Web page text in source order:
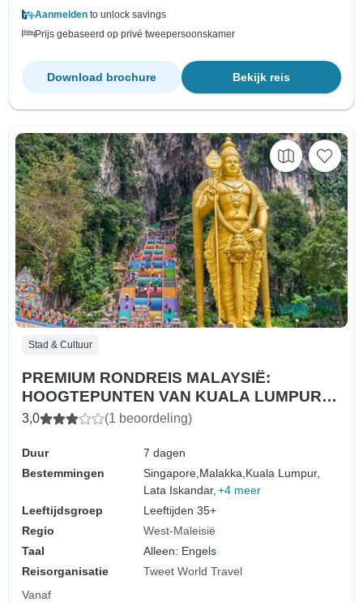
Aanmelden to unlock savings
Prijs gebaseerd op privé tweepersoonskamer
Bekijk reis
Download brochure
Stad & Cultuur
PREMIUM RONDREIS MALAYSIË:
HOOGTEPUNTEN VAN KUALA LUMPUR
EN PENANG
3,0 (1 beoordeling)
Duur
7 dagen
Bestemmingen
Singapore, Malakka, Kuala Lumpur,
Lata Iskandar, +4 meer
Leeftijdsgroep
Leeftijden 35+
Regio
West-Maleisië
Taal
Alleen: Engels
Reisorganisatie
Tweet World Travel
Vanaf